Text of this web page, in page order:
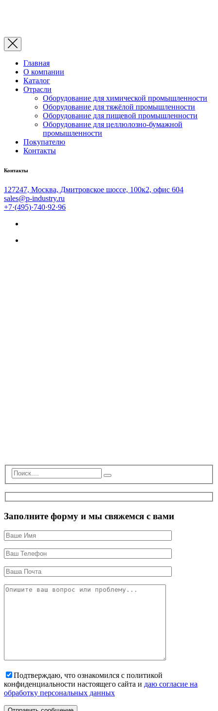
Главная
О компании
Каталог
Отрасли
Оборудование для химической промышленности
Оборудование для тяжёлой промышленности
Оборудование для пищевой промышленности
Оборудование для целлюлозно-бумажной
промышленности
Покупателю
Контакты
Контакты
127247, Москва, Дмитровское шоссе, 100к2, офис 604
sales@p-industry.ru
+7·(495)·740·92·96
Заполните форму и мы свяжемся с вами
Подтверждаю, что ознакомился с политикой
конфиденциальности настоящего сайта и даю согласие на
обработку персональных данных